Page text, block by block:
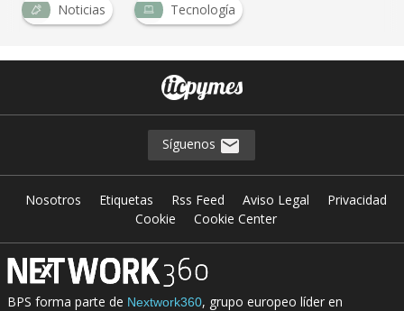
Noticias Tecnología
Síguenos
Nosotros Etiquetas Rss Feed Aviso Legal
Privacidad
Cookie
Cookie Center
BPS forma parte de Nextwork360, grupo europeo líder en